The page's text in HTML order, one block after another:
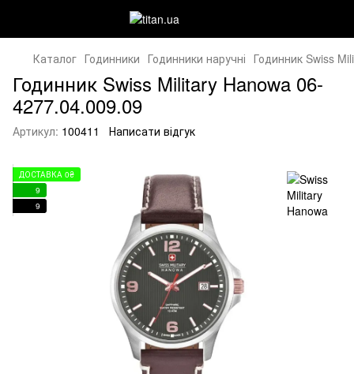
Каталог Годинники Годинники наручні Годинник Swiss
Годинник Swiss Military Hanowa 06-
4277.04.009.09
Артикул: 100411 Написати відгук
ДОСТАВКА 0₴
9
9